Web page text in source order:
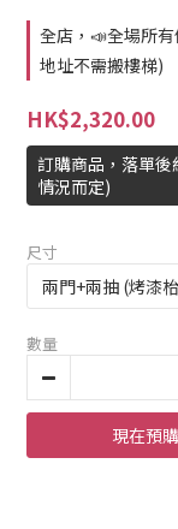
全店，📣全場所
地址不需搬樓梯)
HK$2,320.00
訂購商品，落單
情況而定)
尺寸
數量
現在預購